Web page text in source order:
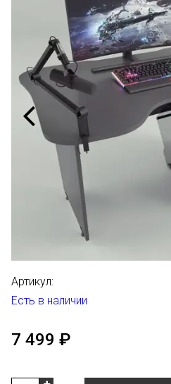
Артикул:
Есть в наличии
7 499 ₽